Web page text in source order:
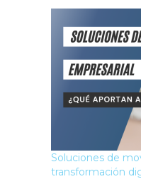
Soluciones de
transformación